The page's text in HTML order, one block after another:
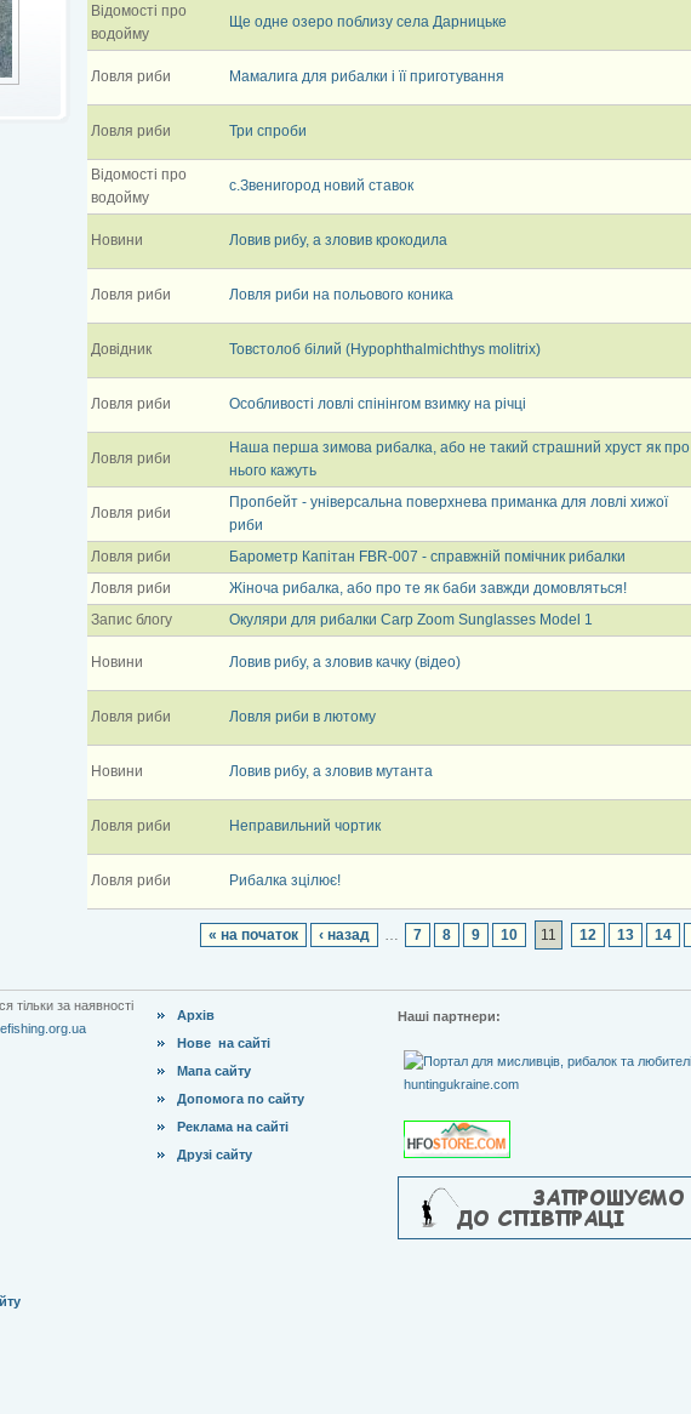
Відомості про
водойму
Ще одне озеро поблизу села Дарницьке
Ловля риби Мамалига для рибалки і її приготування
Ловля риби Три спроби
Відомості про
водойму
с.Звенигород новий ставок
Новини Ловив рибу, а зловив крокодила
Ловля риби Ловля риби на польового коника
Довідник Товстолоб білий (Hypophthalmichthys molitrix)
Ловля риби Особливості ловлі спінінгом взимку на річці
Ловля риби
Наша перша зимова рибалка, або не такий страшний хруст як про
нього кажуть
Ловля риби
Пропбейт - універсальна поверхнева приманка для ловлі хижої
риби
Ловля риби
Барометр Капітан FBR-007 - справжній помічник рибалки
Ловля риби
Жіноча рибалка, або про те як баби завжди домовляться!
Запис блогу
Окуляри для рибалки Carp Zoom Sunglasses Model 1
Новини Ловив рибу, а зловив качку (відео)
Ловля риби Ловля риби в лютому
Новини Ловив рибу, а зловив мутанта
Ловля риби Неправильний чортик
Ловля риби Рибалка зцілює!
« на початок ‹ назад … 7 8 9 10 11 12 13 14
тільки за наявності
Архів
Нове на сайті
Мапа сайту
Допомога по сайту
Реклама на сайті
Друзі сайту
Наші партнери: